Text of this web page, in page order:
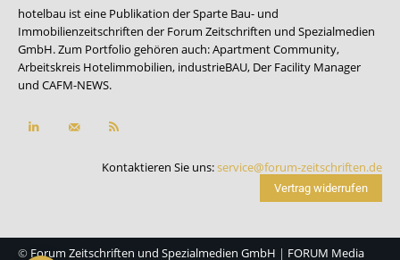
hotelbau ist eine Publikation der Sparte Bau- und
Immobilienzeitschriften der Forum Zeitschriften und Spezialmedien
GmbH. Zum Portfolio gehören auch:Apartment Community,
Arbeitskreis Hotelimmobilien, industrieBAU, Der Facility Manager
und CAFM-NEWS.
Kontaktieren Sie uns:service@forum-zeitschriften.de
Vertrag widerrufen
© Forum Zeitschriften und Spezialmedien GmbH | FORUM Media